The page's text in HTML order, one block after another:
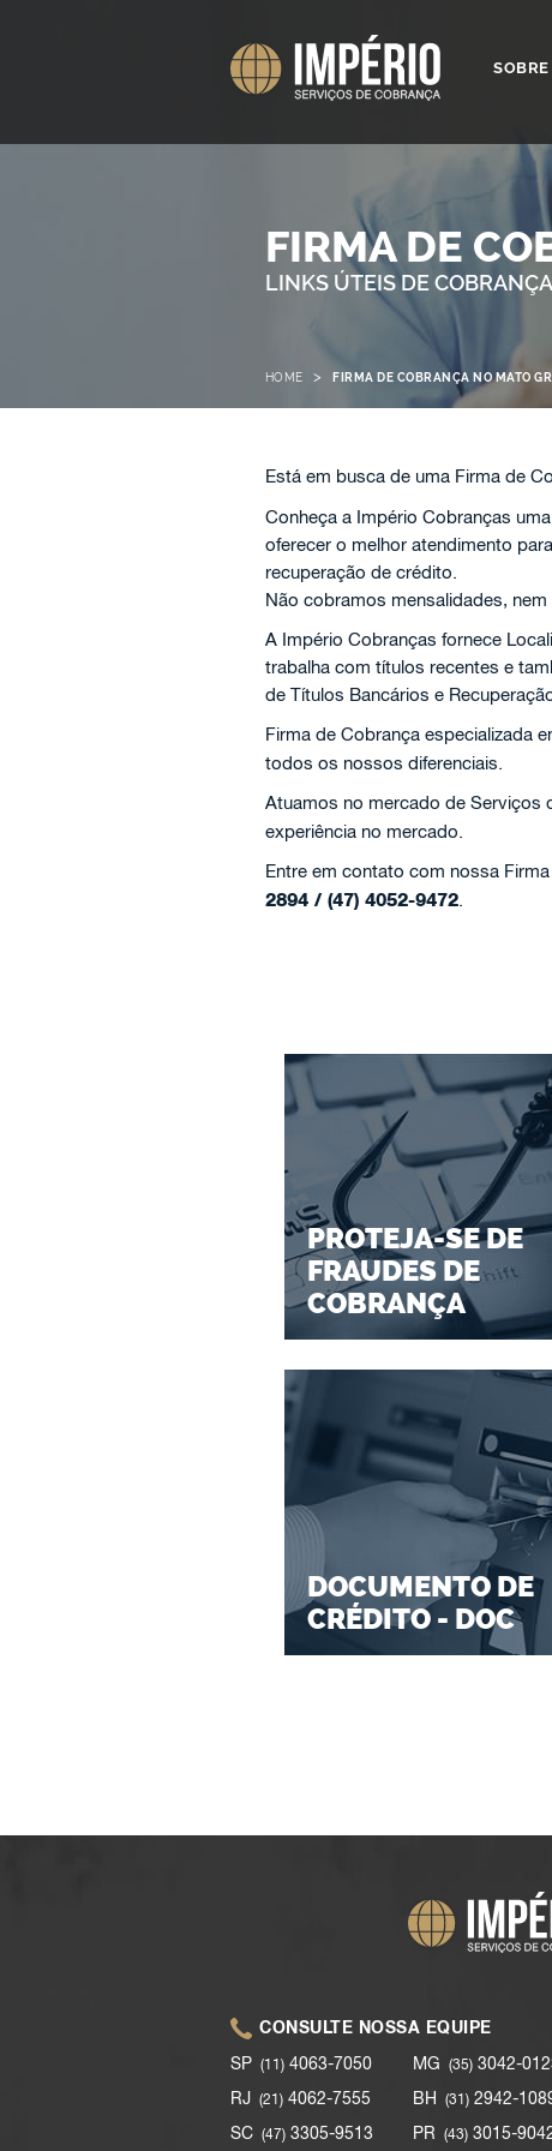
SOBRE
FIRMA DE
LINKS ÚTEIS DE COBRANÇA
HOME > FIRMA DE COBRANÇA NO MATO
Está em busca de uma Firma de
Conheça a Império Cobranças
oferecer o melhor atendimento
recuperação de crédito.
Não cobramos mensalidades,
A Império Cobranças fornece
trabalha com títulos recentes e
de Títulos Bancários e
Firma de Cobrança especializada
todos os nossos diferenciais.
Atuamos no mercado de Serviços
experiência no mercado.
Entre em contato com nossa
2894 / (47) 4052-9472.
PROTEJA-SE DE
FRAUDES DE
COBRANÇA
DOCUMENTO DE
CRÉDITO - DOC
CONSULTE NOSSA EQUIPE
SP (11) 4063-7050
RJ (21) 4062-7555
SC (47) 3305-9513
MG (35) 3042-
BH (31) 2942-
PR (43) 3015-